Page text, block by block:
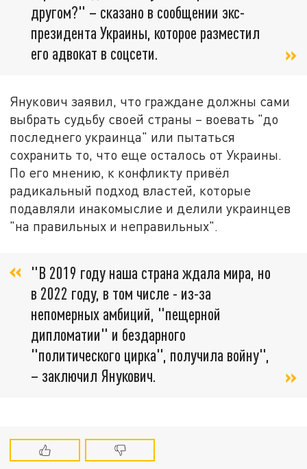
другом?" – сказано в сообщении экс-
президента Украины, которое разместил
его адвокат в соцсети.
Янукович заявил, что граждане должны сами
выбрать судьбу своей страны – воевать "до
последнего украинца" или пытаться
сохранить то, что еще осталось от Украины.
По его мнению, к конфликту привёл
радикальный подход властей, которые
подавляли инакомыслие и делили украинцев
"на правильных и неправильных".
"В 2019 году наша страна ждала мира, но
в 2022 году, в том числе - из-за
непомерных амбиций, "пещерной
дипломатии" и бездарного
"политического цирка", получила войну",
– заключил Янукович.